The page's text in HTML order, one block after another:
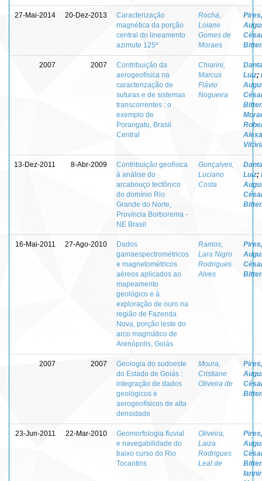
27-Mai-2014 20-Dez-2013
Caracterização
magnética da porção
central do lineamento
azimute 125º
Rocha,
Loiane
Gomes de
Moraes
Pires,
2007 2007
Contribuição da
aerogeofísica na
caracterização de
suturas e de sistemas
transcorrentes : o
exemplo de
Porangatu, Brasil
Central
Chiarini,
Marcus
Flávio
Nogueira
Luiz;
13-Dez-2011 8-Abr-2009
Contribuição geofísica
à análise do
arcabouço tectônico
do domínio Rio
Grande do Norte,
Província Borborema -
NE Brasil
Gonçalves,
Luciano
Costa
Luiz;
16-Mai-2011 27-Ago-2010
Dados
gamaespectrométricos
e magnetométricos
aéreos aplicados ao
mapeamento
geológico e à
exploração de ouro na
região de Fazenda
Nova, porção leste do
arco magmático de
Arenópolis, Goiás
Ramos,
Lara Nigro
Rodrigues
Alves
Pires,
2007 2007
Geologia do sudoeste
do Estado de Goiás :
integração de dados
geológicos e
aerogeofísicos de alta
densidade
Moura,
Cristiane
Oliveira de
Pires,
23-Jun-2011 22-Mar-2010
Geomorfologia fluvial
e navegabilidade do
baixo curso do Rio
Tocantins
Oliveira,
Laiza
Rodrigues
Leal de
Pires,